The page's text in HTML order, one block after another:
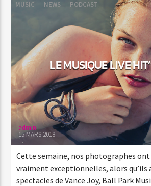
MUSIC NEWS PODCAST
LE MUSIQUE LIVE
admin
15 MARS 2018
Cette semaine, nos photographes
vraiment exceptionnelles, alors qu’ils
spectacles de Vance Joy, Ball Park